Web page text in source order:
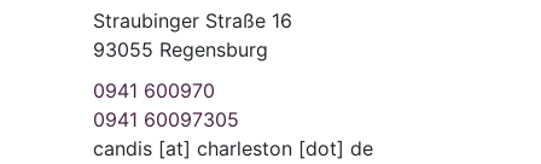
Straubinger Straße 16
93055 Regensburg
0941 600970
0941 60097305
candis [at]charleston [dot] de